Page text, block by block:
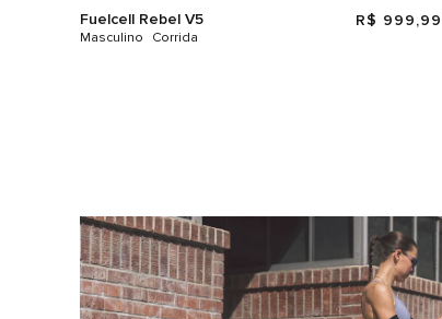
Fuelcell Rebel V5
Masculino Corrida
R$ 999,99